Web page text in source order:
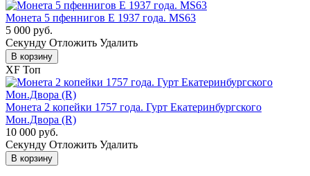
Монета 5 пфеннигов Е 1937 года. MS63
5 000 руб.
Cекунду Отложить Удалить
В корзину
XF Топ
Монета 2 копейки 1757 года. Гурт Екатеринбургского
Мон.Двора (R)
10 000 руб.
Cекунду Отложить Удалить
В корзину